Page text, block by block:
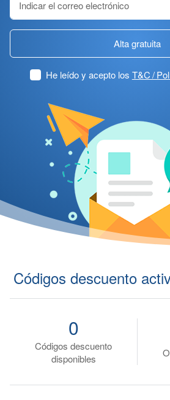
Alta gratuita
He leído y acepto los T&C /
Códigos descuento
Códigos descuento
disponibles
0